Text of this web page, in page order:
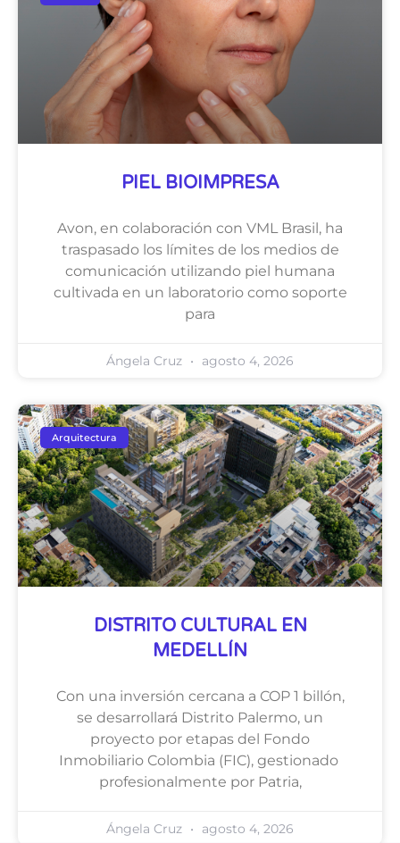
PIEL BIOIMPRESA
Avon, en colaboración con VML Brasil, ha
traspasado los límites de los medios de
comunicación utilizando piel humana
cultivada en un laboratorio como soporte
para
Ángela Cruz agosto 4, 2026
Arquitectura
DISTRITO CULTURAL EN
MEDELLÍN
Con una inversión cercana a COP 1 billón,
se desarrollará Distrito Palermo, un
proyecto por etapas del Fondo
Inmobiliario Colombia (FIC), gestionado
profesionalmente por Patria,
Ángela Cruz agosto 4, 2026